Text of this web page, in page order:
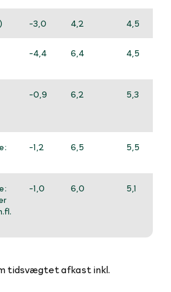
-3,0 4,2 4,5
-4,4 6,4 4,5
-0,9 6,2 5,3
-1,2 6,5 5,5
-1,0 6,0 5,1
tidsvægtet afkast inkl.